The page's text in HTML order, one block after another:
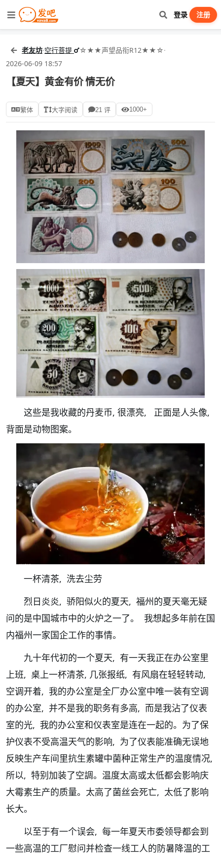
登录 注册
老友坊·空行菩提 ☆★★声望品衔R12★★☆·
2026-06-09 18:57
【夏天】黄金有价 情无价
繁体 大字阅读 21 评 1000+
这些是我收藏的丹麦币, 很漂亮, 正面是人头像,
背面是动物图案。
一杯清茶, 洗去尘劳
烈日炎炎, 骄阳似火的夏天, 福州的夏天毫无疑
问的是中国城市中的火炉之一了。 我想起多年前在国
内福州一家国企工作的事情。
九十年代初的一个夏天, 有一天我正在办公室里
上班, 桌上一杯清茶, 几张报纸, 有风扇在轻轻转动,
空调开着, 我的办公室是全厂办公室中唯一装有空调
的办公室, 并不是我的职务有多高, 而是我沾了仪表
室的光, 我的办公室和仪表室是连在一起的。为了保
护仪表不受高温天气的影响, 为了仪表能准确无误地
反映生产车间里抗生素罐中菌种正常生产的温度情况,
所以, 特别加装了空調。温度太高或太低都会影响庆
大霉素生产的质量。太高了菌丝会死亡, 太低了影响
长大。
以至于有一个误会, 每一年夏天市委领导都会到
一些高温的工厂慰问并检查一线工人的防暑降温的工